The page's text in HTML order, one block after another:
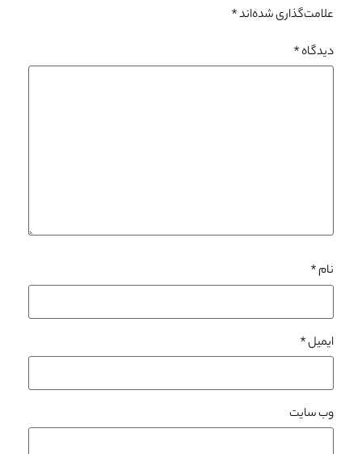
علامت‌گذاری شده‌اند*
دیدگاه*
نام*
ایمیل*
وب‌ سایت